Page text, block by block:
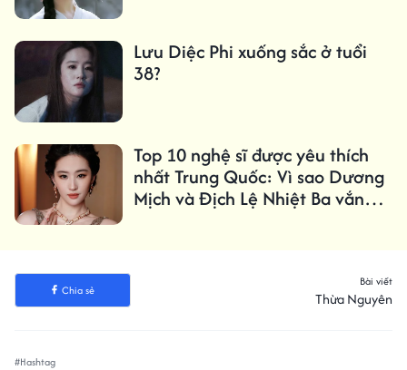
Lưu Diệc Phi xuống sắc ở tuổi
38?
Top 10 nghệ sĩ được yêu thích
nhất Trung Quốc: Vì sao Dương
Mịch và Địch Lệ Nhiệt Ba vắng
Chia sẻ
Bài viết
Thừa Nguyên
#Hashtag